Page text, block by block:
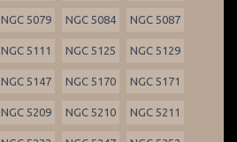
NGC 5079 NGC 5084 NGC 5087
NGC 5111 NGC 5125 NGC 5129
NGC 5147 NGC 5170 NGC 5171
NGC 5209 NGC 5210 NGC 5211